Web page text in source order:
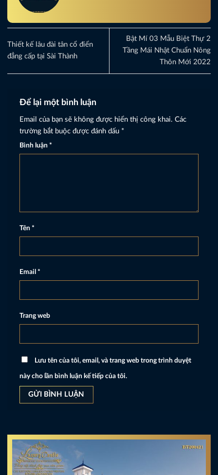
Thiết kế lâu đài tân cổ điển
đẳng cấp tại Sài Thành
Bật Mí 03 Mẫu Biệt Thự 2
Tầng Mái Nhật Chuẩn Nông
Thôn Mới 2022
Để lại một bình luận
Email của bạn sẽ không được hiển thị công khai. Các
trường bắt buộc được đánh dấu *
Bình luận *
Tên *
Email *
Trang web
Lưu tên của tôi, email, và trang web trong trình duyệt
này cho lần bình luận kế tiếp của tôi.